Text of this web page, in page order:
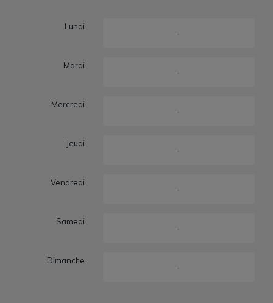
Lundi
-
Mardi
-
Mercredi
-
Jeudi
-
Vendredi
-
Samedi
-
Dimanche
-